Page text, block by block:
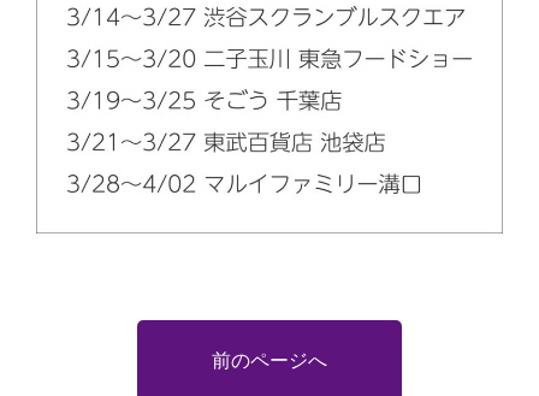
前のページへ